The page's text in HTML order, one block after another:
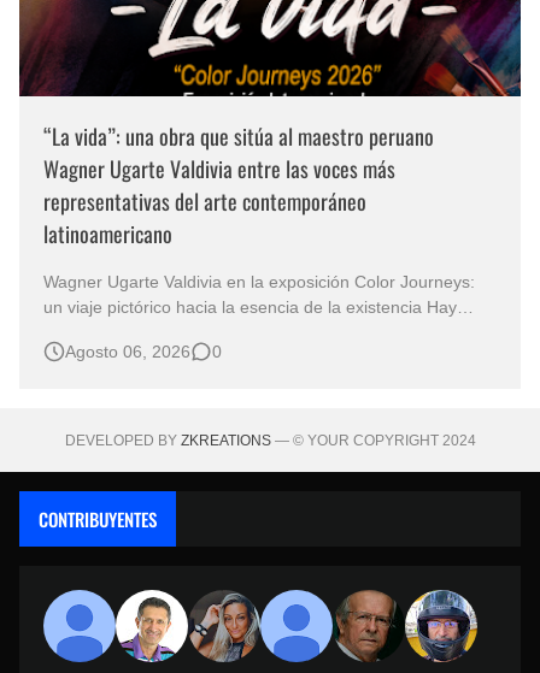
“La vida”: una obra que sitúa al maestro peruano
Wagner Ugarte Valdivia entre las voces más
representativas del arte contemporáneo
latinoamericano
Wagner Ugarte Valdivia en la exposición Color Journeys:
un viaje pictórico hacia la esencia de la existencia Hay
aquello que permanece oculto en la conciencia humana.
Agosto 06, 2026 0
DEVELOPED BY ZKREATIONS— © YOUR COPYRIGHT 2024
CONTRIBUYENTES